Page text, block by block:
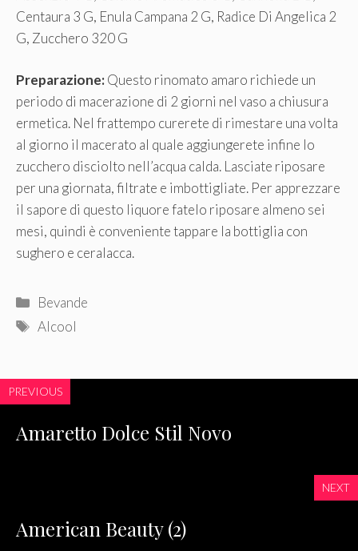
Centaura 3 G, Enula Campana 2 G, Radice Di Angelica 2
G, Zucchero 320 G
Preparazione:Questo rinomato amaro richiede un
periodo di macerazione di 2 giorni nel vaso a chiusura
ermetica. Nel frattempo curerete di rimestare una volta
al giorno il macerato al quale aggiungerete infine lo
zucchero disciolto nell’acqua calda. Lasciate riposare
per una giornata, filtrate e imbottigliate. Per apprezzare
il sapore di questo liquore fatelo riposare almeno sei
mesi, quindi è conveniente tappare la bottiglia con
sughero e ceralacca.
Categorie
Bevande
Tag
Alcool
PREVIOUS
Amaretto Dolce Stil Novo
NEXT
American Beauty (2)